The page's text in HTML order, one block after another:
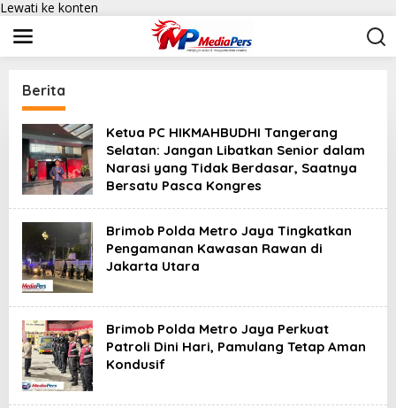
Lewati ke konten
Berita
Ketua PC HIKMAHBUDHI Tangerang
Selatan: Jangan Libatkan Senior dalam
Narasi yang Tidak Berdasar, Saatnya
Bersatu Pasca Kongres
Brimob Polda Metro Jaya Tingkatkan
Pengamanan Kawasan Rawan di
Jakarta Utara
Brimob Polda Metro Jaya Perkuat
Patroli Dini Hari, Pamulang Tetap Aman
Kondusif